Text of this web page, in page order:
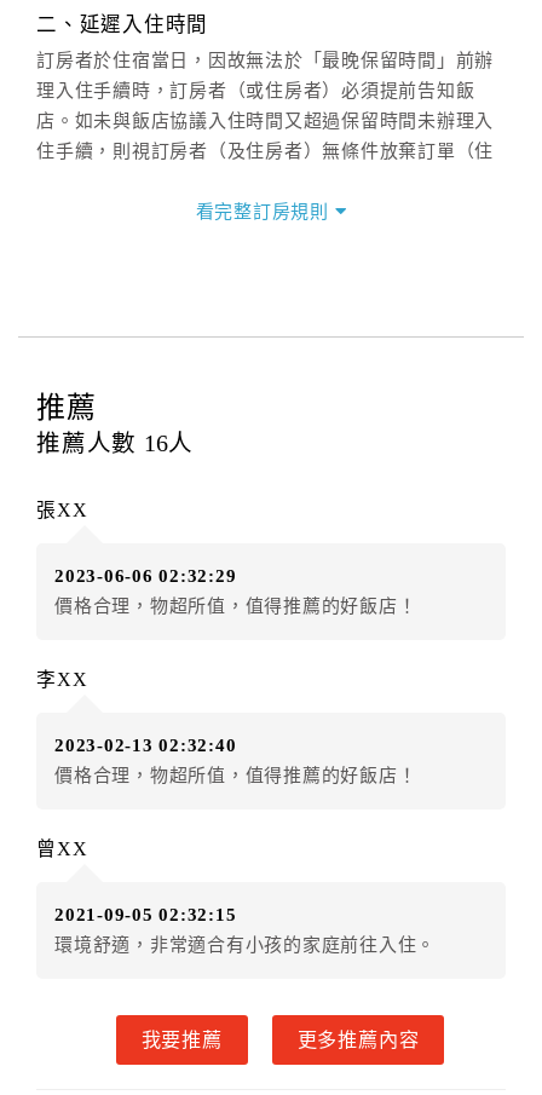
二、延遲入住時間
訂房者於住宿當日，因故無法於「最晚保留時間」前辦
理入住手續時，訂房者（或住房者）必須提前告知飯
店。如未與飯店協議入住時間又超過保留時間未辦理入
住手續，則視訂房者（及住房者）無條件放棄訂單（住
三、退房手續(Check out)
訂房者應於
提出申辦不得異動訂單。
每筆訂單異動限定
訂單異動後，訂單費用總計大於原訂單費用總計時，訂
訂單異動後，訂單費用總計小於原訂單費用總計時，訂
房者不得要求退其差額。（限原訂飯店）
．訂房者因故辦理訂單異動，本飯店可接受
（提出申辦日為保留起算日）
．訂房者使用「保留住宿金額」時，請注意！為避免飯
件放棄訂單（住宿權益）。 （限原訂飯店使用）
．訂單異動後，訂單費用總計大於原訂單費用總計時，
訂房者不得要求退其差額。限原訂飯店
六、取消訂單
看完整訂房規則
推薦
推薦人數 16人
張XX
2023-06-06 02:32:29
價格合理，物超所值，值得推薦的好飯店！
李XX
2023-02-13 02:32:40
價格合理，物超所值，值得推薦的好飯店！
曾XX
2021-09-05 02:32:15
環境舒適，非常適合有小孩的家庭前往入住。
我要推薦 更多推薦內容